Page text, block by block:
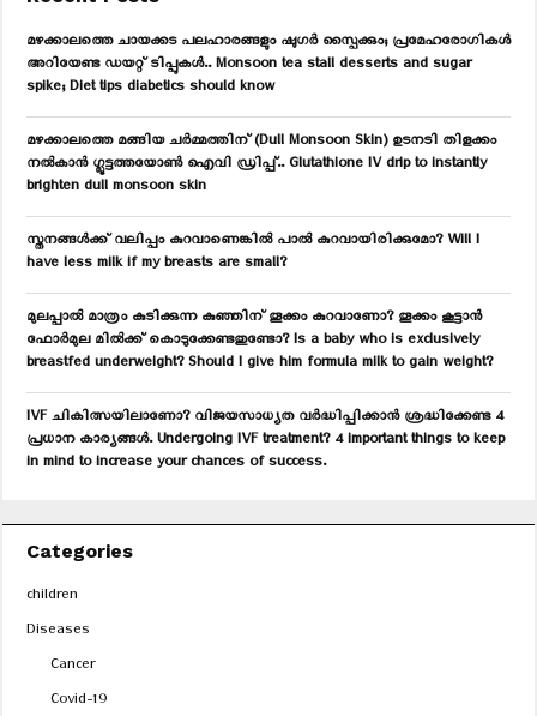
f
o
r
:
A
C
മഴക്കാലത്തെ ചായക്കട പലഹാരങ്ങളും ഷുഗർ സ്പൈക്കും; പ്രമേഹരോഗികൾ
അറിയേണ്ട ഡയറ്റ് ടിപ്പുകൾ.. Monsoon tea stall desserts and sugar
spike; Diet tips diabetics should know
മഴക്കാലത്തെ മങ്ങിയ ചർമ്മത്തിന് (Dull Monsoon Skin) ഉടനടി തിളക്കം
നൽകാൻ ഗ്ലൂട്ടത്തയോൺ ഐവി ഡ്രിപ്പ്.. Glutathione IV drip to instantly
brighten dull monsoon skin
സ്തനങ്ങൾക്ക് വലിപ്പം കുറവാണെങ്കിൽ പാൽ കുറവായിരിക്കുമോ? Will I
have less milk if my breasts are small?
മുലപ്പാൽ മാത്രം കുടിക്കുന്ന കുഞ്ഞിന് തൂക്കം കുറവാണോ? തൂക്കം കൂട്ടാൻ
ഫോർമുല മിൽക്ക് കൊടുക്കേണ്ടതുണ്ടോ? Is a baby who is exclusively
breastfed underweight? Should I give him formula milk to gain weight?
IVF ചികിത്സയിലാണോ? വിജയസാധ്യത വർദ്ധിപ്പിക്കാൻ ശ്രദ്ധിക്കേണ്ട 4
പ്രധാന കാര്യങ്ങൾ. Undergoing IVF treatment? 4 important things to keep
in mind to increase your chances of success.
Categories
children
Diseases
Cancer
Covid-19